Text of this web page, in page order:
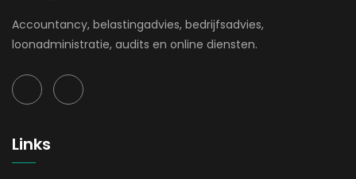
Accountancy, belastingadvies, bedrijfsadvies,
loonadministratie, audits en online diensten.
Links